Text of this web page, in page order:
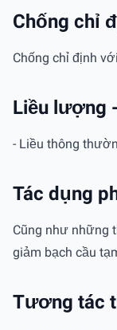
Chống chỉ
Chống chỉ định
Liều lượng
- Liều thông
Tác dụng
Cũng như những
giảm bạch cầu
Tương tác